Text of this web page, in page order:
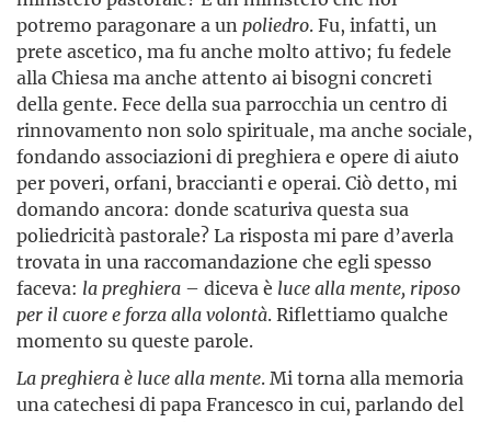
potremo paragonare a un poliedro. Fu, infatti, un
prete ascetico, ma fu anche molto attivo; fu fedele
alla Chiesa ma anche attento ai bisogni concreti
della gente. Fece della sua parrocchia un centro di
rinnovamento non solo spirituale, ma anche sociale,
fondando associazioni di preghiera e opere di aiuto
per poveri, orfani, braccianti e operai. Ciò detto, mi
domando ancora: donde scaturiva questa sua
poliedricità pastorale? La risposta mi pare d’averla
trovata in una raccomandazione che egli spesso
faceva: la preghiera – diceva è luce alla mente, riposo
per il cuore e forza alla volontà. Riflettiamo qualche
momento su queste parole.
La preghiera è luce alla mente. Mi torna alla memoria
una catechesi di papa Francesco in cui, parlando del